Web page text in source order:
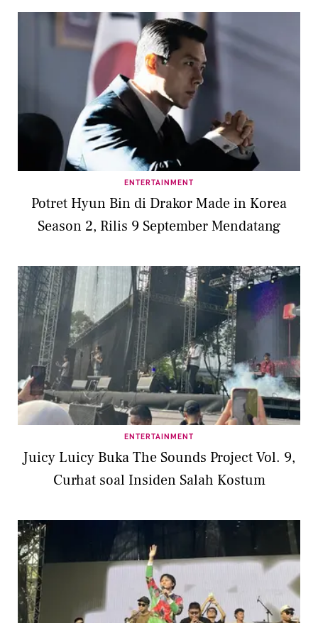
ENTERTAINMENT
Potret Hyun Bin di Drakor Made in Korea
Season 2, Rilis 9 September Mendatang
ENTERTAINMENT
Juicy Luicy Buka The Sounds Project Vol. 9,
Curhat soal Insiden Salah Kostum